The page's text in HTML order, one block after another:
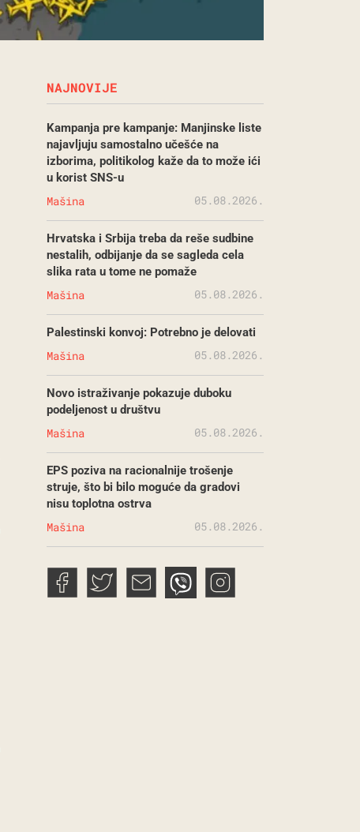
NAJNOVIJE
Kampanja pre kampanje: Manjinske liste
najavljuju samostalno učešće na
izborima, politikolog kaže da to može ići
u korist SNS-u
Mašina 05.08.2026.
Hrvatska i Srbija treba da reše sudbine
nestalih, odbijanje da se sagleda cela
slika rata u tome ne pomaže
Mašina 05.08.2026.
Palestinski konvoj: Potrebno je delovati
Mašina 05.08.2026.
Novo istraživanje pokazuje duboku
podeljenost u društvu
Mašina 05.08.2026.
EPS poziva na racionalnije trošenje
struje, što bi bilo moguće da gradovi
nisu toplotna ostrva
Mašina 05.08.2026.